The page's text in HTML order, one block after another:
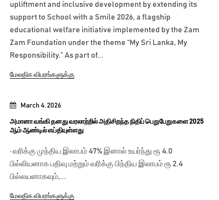
March 4, 2026
அமானா வங்கி தனது வரலாற்றில் அதிசிறந்த நிதிப் பெறுபேறுகளை 2025
ஆம் ஆண்டில் எய்தியுள்ளது
· வரிக்கு முந்திய இலாபம் 47% இனால் உயர்ந்து ரூ 4.0
பில்லியனாக பதிவு மற்றும் வரிக்கு பிந்திய இலாபம் ரூ 2.4
பில்லயனாகவும்,...
மேலதிக விபரங்களுக்கு
upliftment and inclusive development by extending its
support to School with a Smile 2026, a flagship
educational welfare initiative implemented by the Zam
Zam Foundation under the theme “My Sri Lanka, My
Responsibility.” As part of...
மேலதிக விபரங்களுக்கு